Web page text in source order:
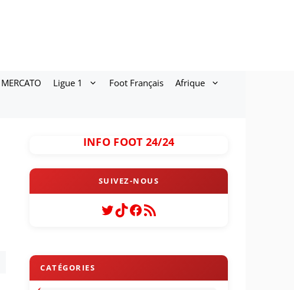
MERCATO Ligue 1 Foot Français Afrique
INFO FOOT 24/24
Twitter
TikTok
Facebook
Flux RSS